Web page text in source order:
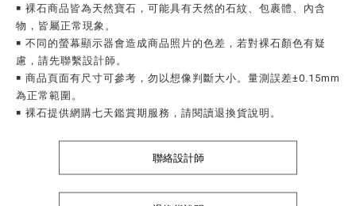
￭ 裸石商品皆為天然寶石，可能具有天然的石紋、包裹體、內含
物，皆屬正常現象。
￭ 不同的螢幕顯示器會造成商品照片的色差，若對裸石顏色有疑
慮，請先聯繫設計師。
￭ 商品頁面有尺寸可參考，勿以想像判斷大小。量測誤差±0.15mm
為正常範圍。
￭ 裸石提供網購七天鑑賞期服務，請閱讀退換貨說明。
聯絡設計師